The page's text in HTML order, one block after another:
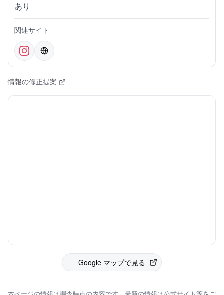
あり
関連サイト
情報の修正提案
Google マップで見る